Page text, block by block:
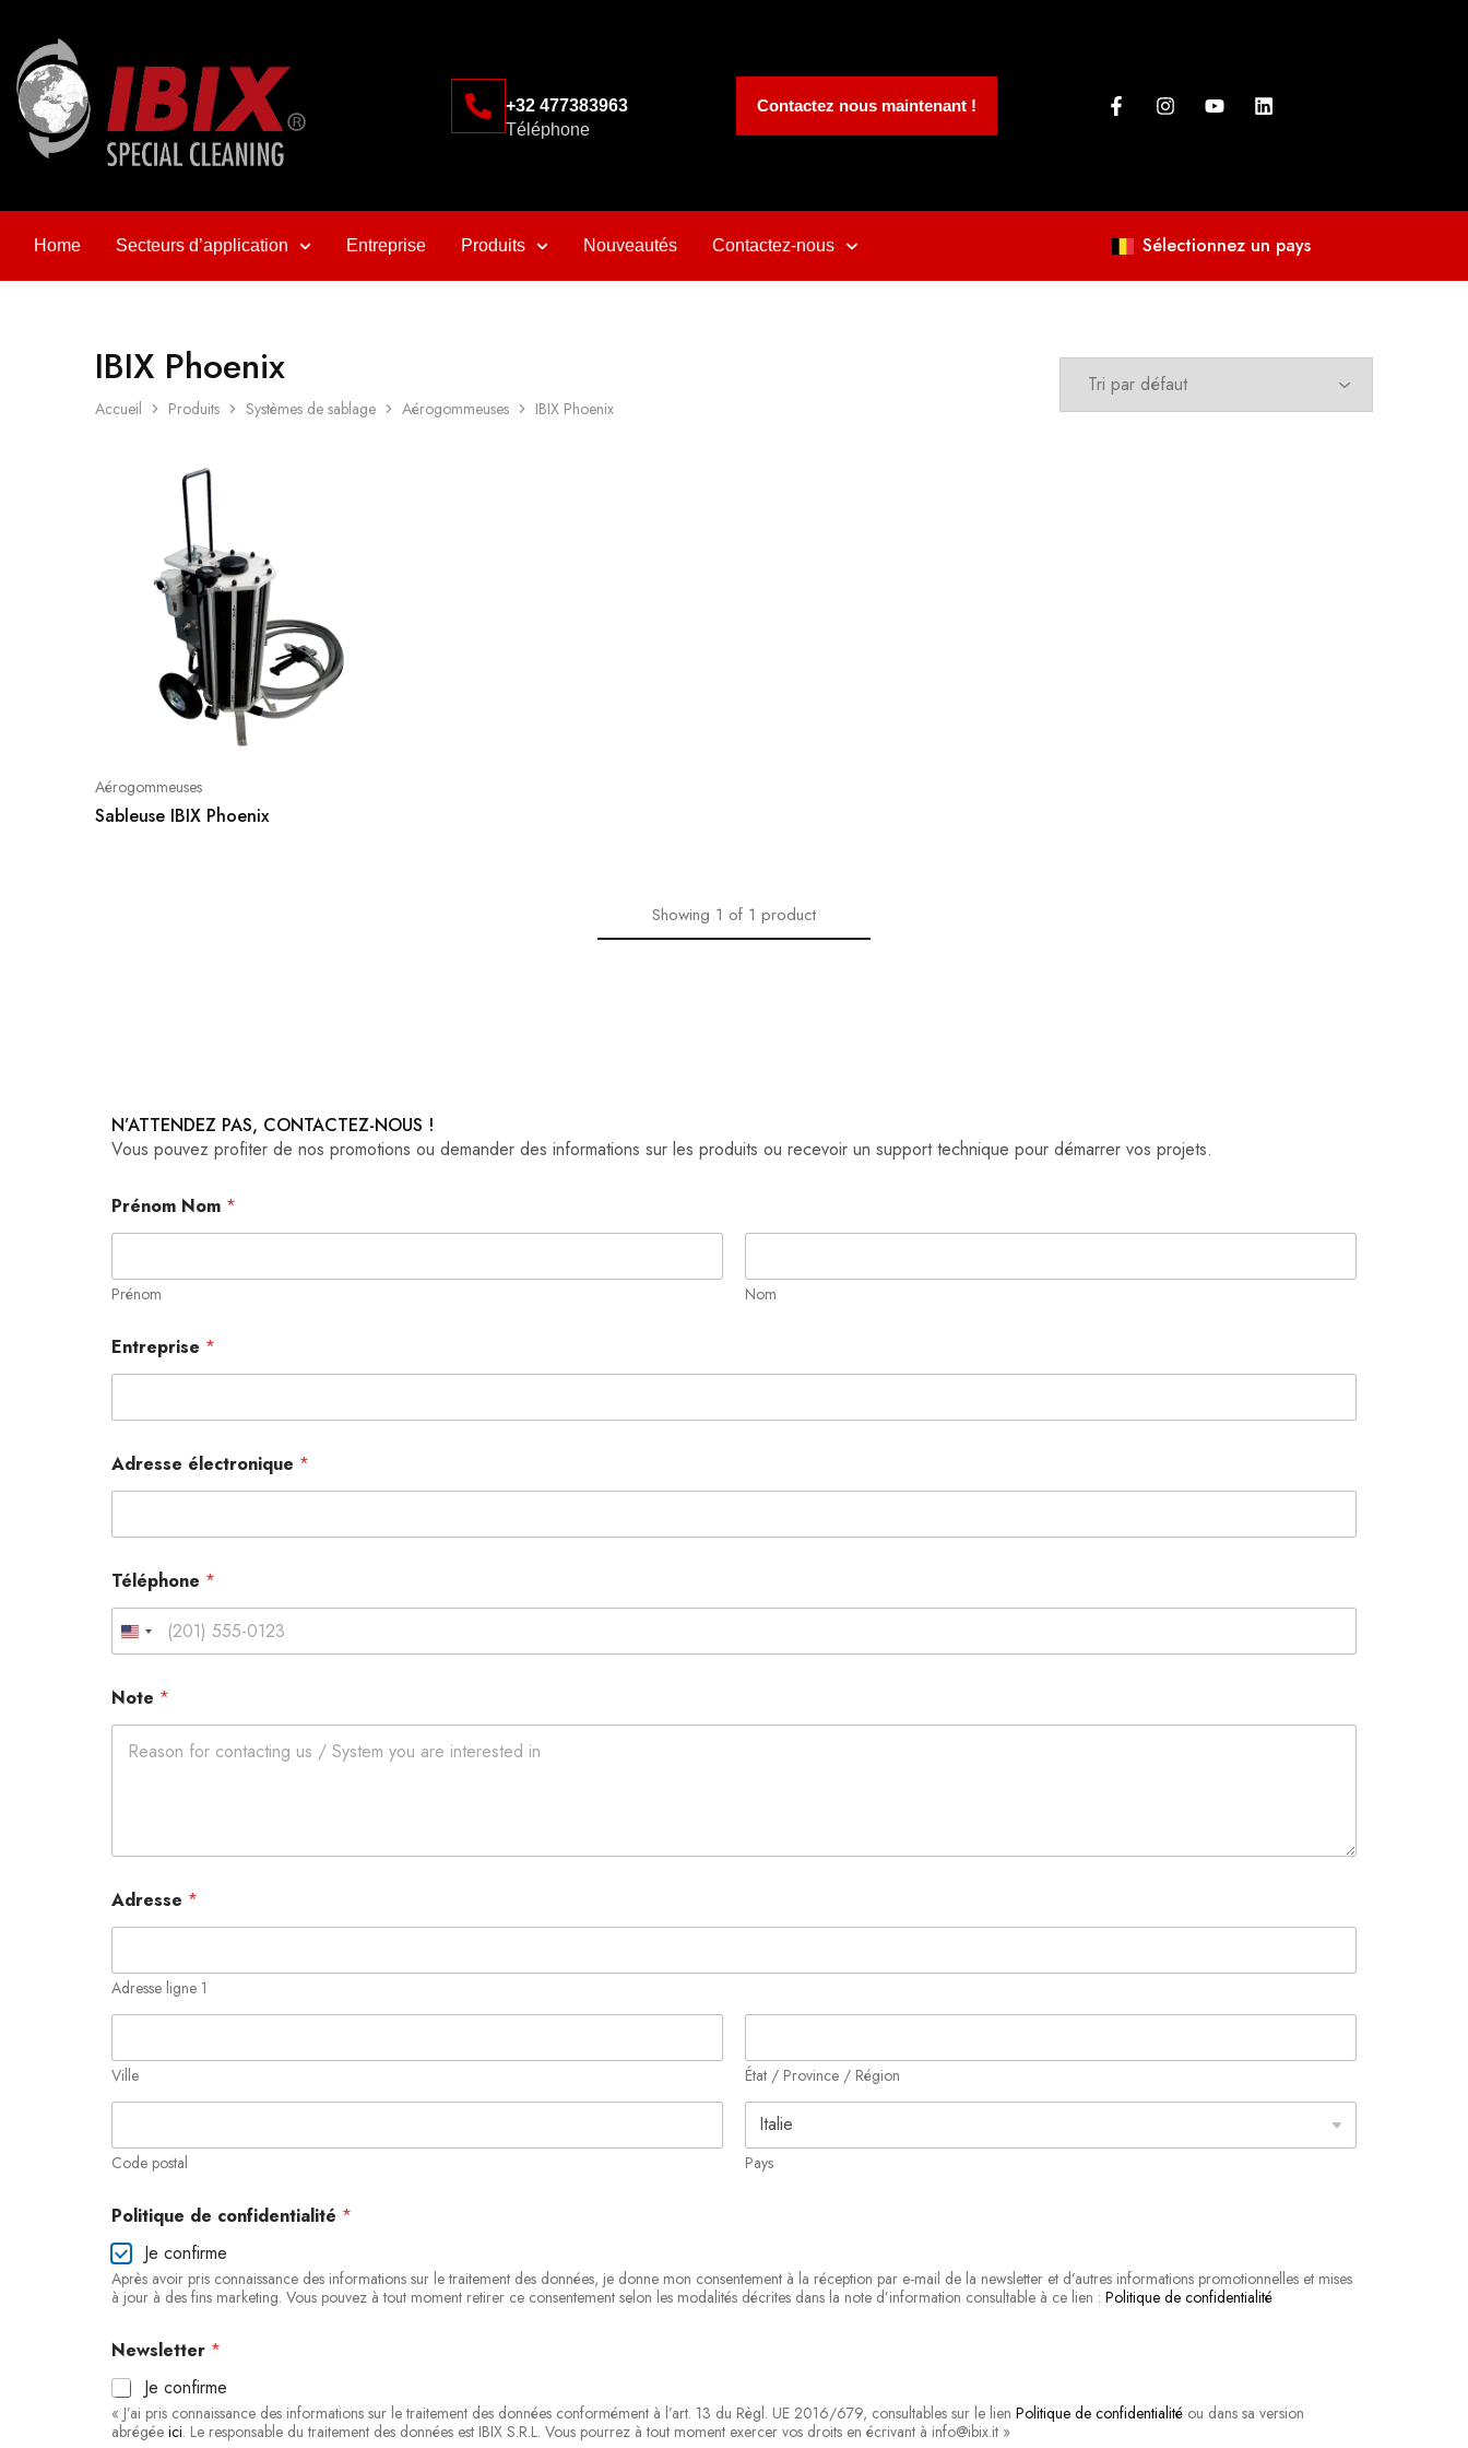
+32 477383963
Téléphone
Contactez nous maintenant !
Home Secteurs d’application Entreprise Produits Nouveautés Contactez-nous Sélectionnez un pays
IBIX Phoenix
Accueil Produits Systèmes de sablage Aérogommeuses IBIX Phoenix
Aérogommeuses
Sableuse IBIX Phoenix
Showing 1 of 1 product
N’ATTENDEZ PAS, CONTACTEZ-NOUS !
Vous pouvez profiter de nos promotions ou demander des informations sur les produits ou recevoir un support technique pour démarrer vos projets.
Prénom Nom *
Prénom Nom
Entreprise *
Adresse électronique *
Téléphone *
United States +1
Note *
Adresse *
Adresse ligne 1
Ville État / Province / Région
Code postal Pays
Politique de confidentialité *
Je confirme
Après avoir pris connaissance des informations sur le traitement des données, je donne mon consentement à la réception par e-mail de la newsletter et d’autres informations promotionnelles et mises
à jour à des fins marketing. Vous pouvez à tout moment retirer ce consentement selon les modalités décrites dans la note d’information consultable à ce lien : Politique de confidentialité
*
*
Newsletter *
Je confirme
« J’ai pris connaissance des informations sur le traitement des données conformément à l’art. 13 du Règl. UE 2016/679, consultables sur le lien Politique de confidentialité ou dans sa version
abrégée ici. Le responsable du traitement des données est IBIX S.R.L. Vous pourrez à tout moment exercer vos droits en écrivant à info@ibix.it »